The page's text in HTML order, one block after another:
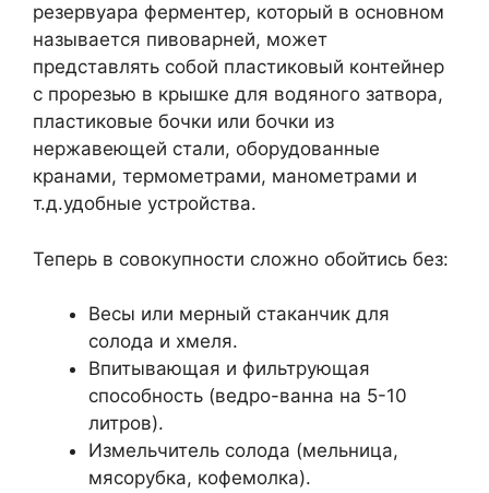
резервуара ферментер, который в основном
называется пивоварней, может
представлять собой пластиковый контейнер
с прорезью в крышке для водяного затвора,
пластиковые бочки или бочки из
нержавеющей стали, оборудованные
кранами, термометрами, манометрами и
т.д.удобные устройства.
Теперь в совокупности сложно обойтись без:
Весы или мерный стаканчик для
солода и хмеля.
Впитывающая и фильтрующая
способность (ведро-ванна на 5-10
литров).
Измельчитель солода (мельница,
мясорубка, кофемолка).